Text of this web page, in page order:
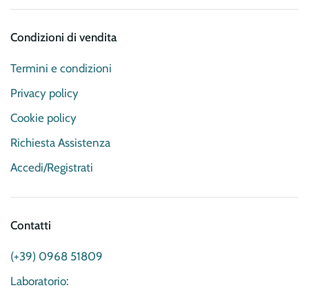
Condizioni di vendita
Termini e condizioni
Privacy policy
Cookie policy
Richiesta Assistenza
Accedi/Registrati
Contatti
(+39) 0968 51809
Laboratorio: